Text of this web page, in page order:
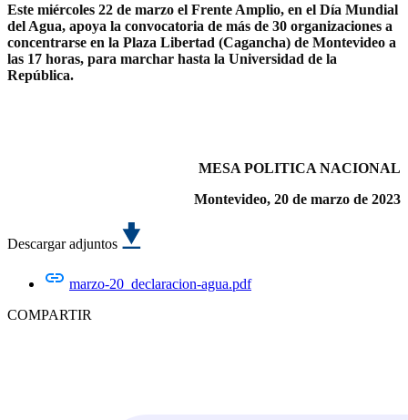
Este miércoles 22 de marzo el Frente Amplio, en el Día Mundial
del Agua, apoya la convocatoria de más de 30 organizaciones a
concentrarse en la Plaza Libertad (Cagancha) de Montevideo a
las 17 horas, para marchar hasta la Universidad de la
República.
MESA POLITICA NACIONAL
Montevideo, 20 de marzo de 2023
Descargar adjuntos
marzo-20_declaracion-agua.pdf
COMPARTIR